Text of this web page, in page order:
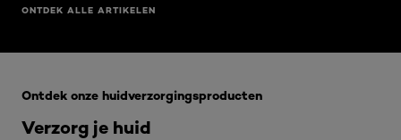
ONTDEK ALLE ARTIKELEN
Verzorg je huid
Ontdek onze huidverzorgingsproducten